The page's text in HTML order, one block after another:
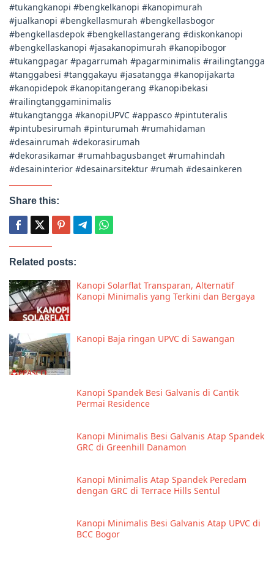
#tukangkanopi #bengkelkanopi #kanopimurah
#jualkanopi #bengkellasmurah #bengkellasbogor
#bengkellasdepok #bengkellastangerang #diskonkanopi
#bengkellaskanopi #jasakanopimurah #kanopibogor
#tukangpagar #pagarrumah #pagarminimalis #railingtangga
#tanggabesi #tanggakayu #jasatangga #kanopijakarta
#kanopidepok #kanopitangerang #kanopibekasi
#railingtanggaminimalis
#tukangtangga #kanopiUPVC #appasco #pintuteralis
#pintubesirumah #pinturumah #rumahidaman
#desainrumah #dekorasirumah
#dekorasikamar #rumahbagusbanget #rumahindah
#desaininterior #desainarsitektur #rumah #desainkeren
Share this:
Related posts:
Kanopi Solarflat Transparan, Alternatif
Kanopi Minimalis yang Terkini dan Bergaya
Kanopi Baja ringan UPVC di Sawangan
Kanopi Spandek Besi Galvanis di Cantik
Permai Residence
Kanopi Minimalis Besi Galvanis Atap Spandek
GRC di Greenhill Danamon
Kanopi Minimalis Atap Spandek Peredam
dengan GRC di Terrace Hills Sentul
Kanopi Minimalis Besi Galvanis Atap UPVC di
BCC Bogor